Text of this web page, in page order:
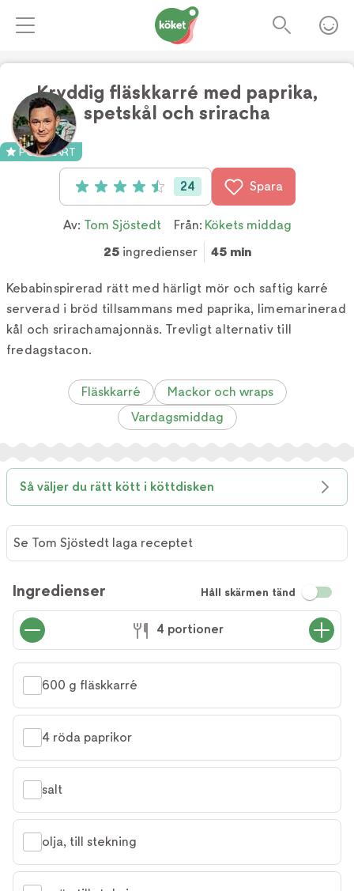
Kryddig fläskkarré med paprika,
spetskål och sriracha
POPULÄRT
Betyg: 4.5 av 5 (24 röster)
24 Spara
Av: Tom Sjöstedt Från: Kökets middag
25ingredienser 45 min
Kebabinspirerad rätt med härligt mör och saftig karré
serverad i bröd tillsammans med paprika, limemarinerad
kål och srirachamajonnäs. Trevligt alternativ till
fredagstacon.
Fläskkarré
Mackor och wraps
Vardagsmiddag
Så väljer du rätt kött i köttdisken
Sjöstedt
laga
receptet
Se Tom Sjöstedt laga receptet
Ingredienser Håll skärmen tänd
4 portioner
600 g fläskkarré
4 röda paprikor
salt
olja, till stekning